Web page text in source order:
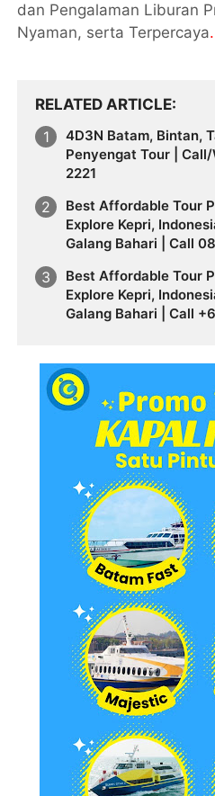
dan Pengalaman Liburan
Nyaman, serta Terpercaya.
RELATED ARTICLE
4D3N Batam, Bintan,
Penyengat Tour |
2221
Best Affordable Tour
Explore Kepri,
Galang Bahari | Call
Best Affordable Tour
Explore Kepri,
Galang Bahari | Call